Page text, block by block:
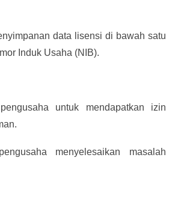
data lisensi di bawah satu
Induk Usaha (NIB).
untuk mendapatkan izin
menyelesaikan masalah